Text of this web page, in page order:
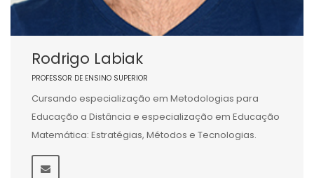
Rodrigo Labiak
PROFESSOR DE ENSINO SUPERIOR
Cursando especialização em Metodologias para
Educação a Distância e especialização em Educação
Matemática: Estratégias, Métodos e Tecnologias.